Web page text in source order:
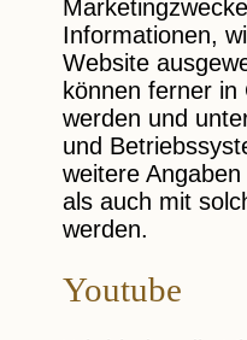
Informationen,
Website
können ferner
werden und
und
weitere
als auch mit
werden.
Youtube